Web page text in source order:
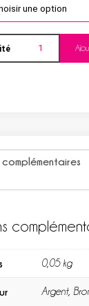
0,05 kg
Argent,